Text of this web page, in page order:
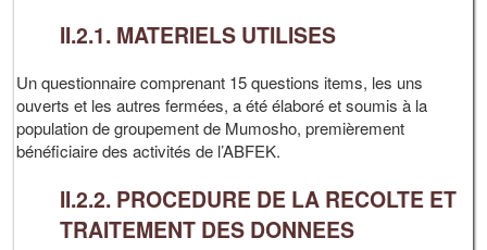
II.2.1. MATERIELS UTILISES
Un questionnaire comprenant 15 questions items, les uns
ouverts et les autres fermées, a été élaboré et soumis à la
population de groupement de Mumosho, premièrement
bénéficiaire des activités de l’ABFEK.
II.2.2. PROCEDURE DE LA RECOLTE ET
TRAITEMENT DES DONNEES